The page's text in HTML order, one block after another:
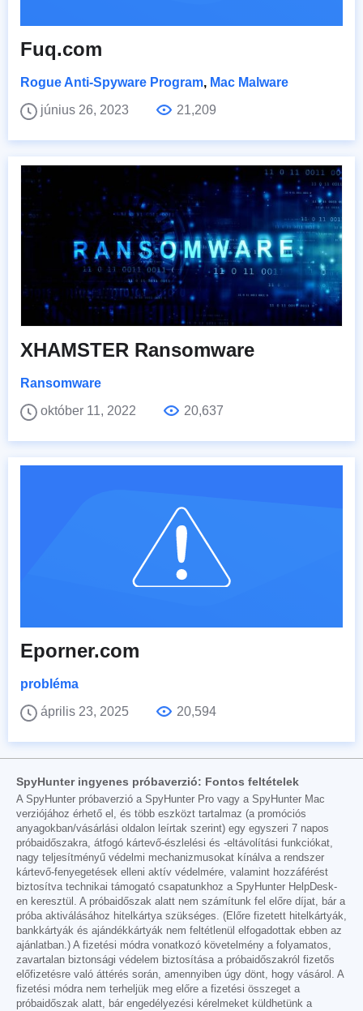
Fuq.com
Rogue Anti-Spyware Program, Mac Malware
június 26, 2023
21,209
XHAMSTER Ransomware
Ransomware
október 11, 2022
20,637
Eporner.com
probléma
április 23, 2025
20,594
SpyHunter ingyenes próbaverzió: Fontos feltételek
A SpyHunter próbaverzió a SpyHunter Pro vagy a SpyHunter Mac
verziójához érhető el, és több eszközt tartalmaz (a promóciós
anyagokban/vásárlási oldalon leírtak szerint) egy egyszeri 7 napos
próbaidőszakra, átfogó kártevő-észlelési és -eltávolítási funkciókat,
nagy teljesítményű védelmi mechanizmusokat kínálva a rendszer
kártevő-fenyegetések elleni aktív védelmére, valamint hozzáférést
biztosítva technikai támogató csapatunkhoz a SpyHunter HelpDesk-
en keresztül. A próbaidőszak alatt nem számítunk fel előre díjat, bár a
próba aktiválásához hitelkártya szükséges. (Előre fizetett hitelkártyák,
bankkártyák és ajándékkártyák nem feltétlenül elfogadottak ebben az
ajánlatban.) A fizetési módra vonatkozó követelmény a folyamatos,
zavartalan biztonsági védelem biztosítása a próbaidőszakról fizetős
előfizetésre való áttérés során, amennyiben úgy dönt, hogy vásárol. A
fizetési módra nem terheljük meg előre a fizetési összeget a
próbaidőszak alatt, bár engedélyezési kérelmeket küldhetünk a